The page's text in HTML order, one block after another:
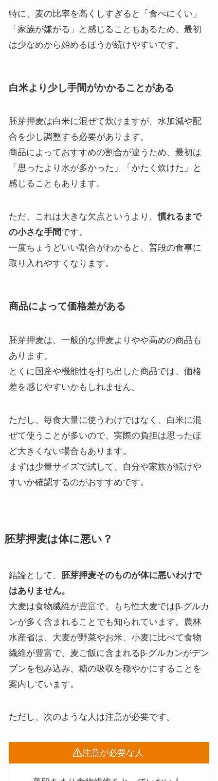
特に、麦の比率を高くしすぎると「食べにくい」
「家族が嫌がる」と感じることもあるため、最初
は少なめから始めるほうが続けやすいです。
白米より少し手間がかかることがある
胚芽押麦は白米に混ぜて炊けますが、水加減や配
合を少し調整する必要があります。
商品によっておすすめの割合が違うため、最初は
「思ったより水が多かった」「かたく炊けた」と
感じることもあります。
ただ、これは大きな欠点というより、慣れるまで
の小さな手間です。
一度ちょうどいい割合がわかると、普段の食事に
取り入れやすくなります。
商品によって価格差がある
胚芽押麦は、一般的な押麦よりやや高めの商品も
あります。
とくに国産や機能性を打ち出した商品では、価格
差を感じやすいかもしれません。
ただし、毎食大量に使うわけではなく、白米に混
ぜて使うことが多いので、実際の負担は思ったほ
ど大きくない場合もあります。
まずは少量サイズで試して、自分や家族が続けや
すいか確認するのがおすすめです。
胚芽押麦は体に悪い？
結論として、 胚芽押麦そのものが体に悪いわけで
はありません。
大麦は食物繊維が豊富で、もち性大麦ではβ-グルカ
ンが多く含まれることでも知られています。農林
水産省は、大麦が野菜やお米、小麦に比べて食物
繊維が豊富で、麦ご飯に含まれるβ-グルカンがデン
プンを包み込み、糖の吸収を穏やかにすることを
案内しています。
ただし、次のような人は注意が必要です。
注意が必要な人